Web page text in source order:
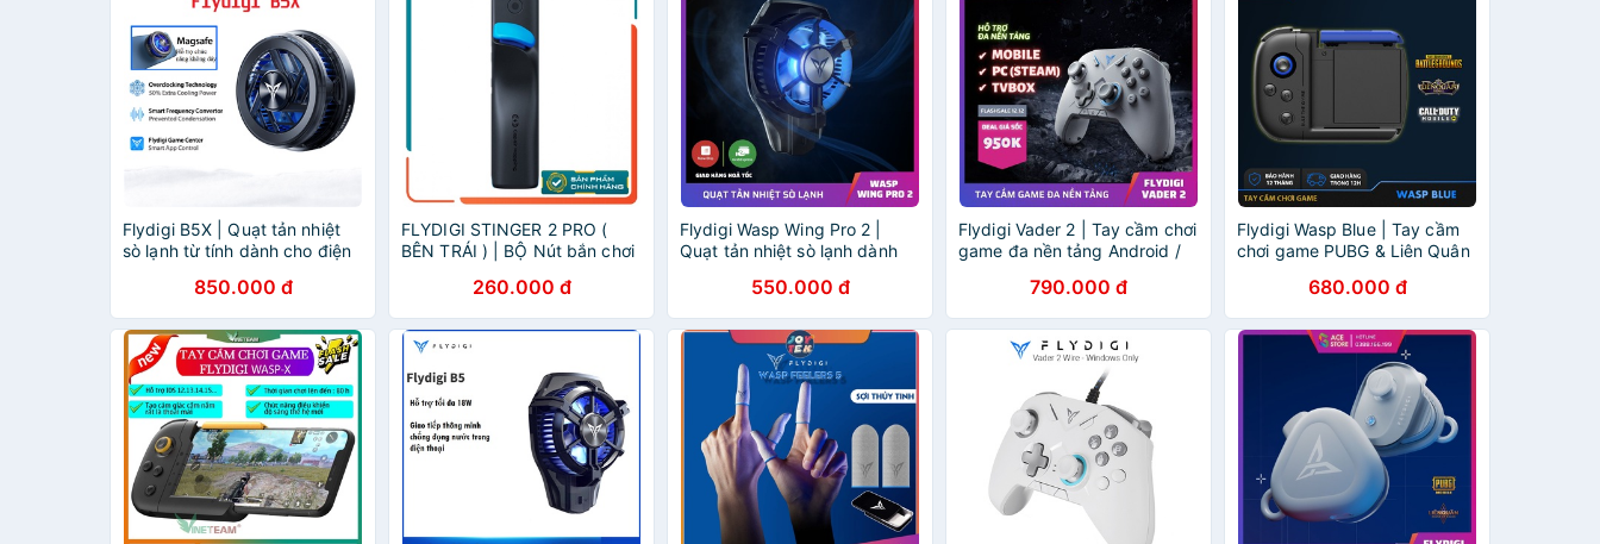
Flydigi B5X | Quạt tản nhiệt
sò lạnh từ tính dành cho điện
850.000 đ
FLYDIGI STINGER 2 PRO (
BÊN TRÁI ) | BỘ Nút bắn chơi
cho game PUBG, ROS,
260.000 đ
Flydigi Wasp Wing Pro 2 |
Quạt tản nhiệt sò lạnh dành
tới -3 độ C550.000 đ
Flydigi Vader 2 | Tay cầm chơi
game đa nền tảng Android /
790.000 đ
Flydigi Wasp Blue | Tay cầm
chơi game PUBG & Liên Quân
680.000 đ